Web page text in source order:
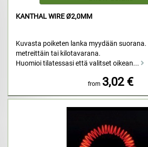
KANTHAL WIRE Ø2,0MM
Kuvasta poiketen lanka myydään
metreittäin tai kilotavarana.
Huomioi tilatessasi että valitset oikean...
from 3,02 €